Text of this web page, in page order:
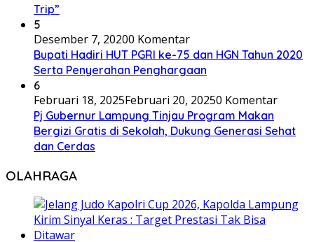
Trip”
5
Desember 7, 20200 Komentar
Bupati Hadiri HUT PGRI ke-75 dan HGN Tahun 2020
Serta Penyerahan Penghargaan
6
Februari 18, 2025Februari 20, 20250 Komentar
Pj Gubernur Lampung Tinjau Program Makan
Bergizi Gratis di Sekolah, Dukung Generasi Sehat
dan Cerdas
OLAHRAGA